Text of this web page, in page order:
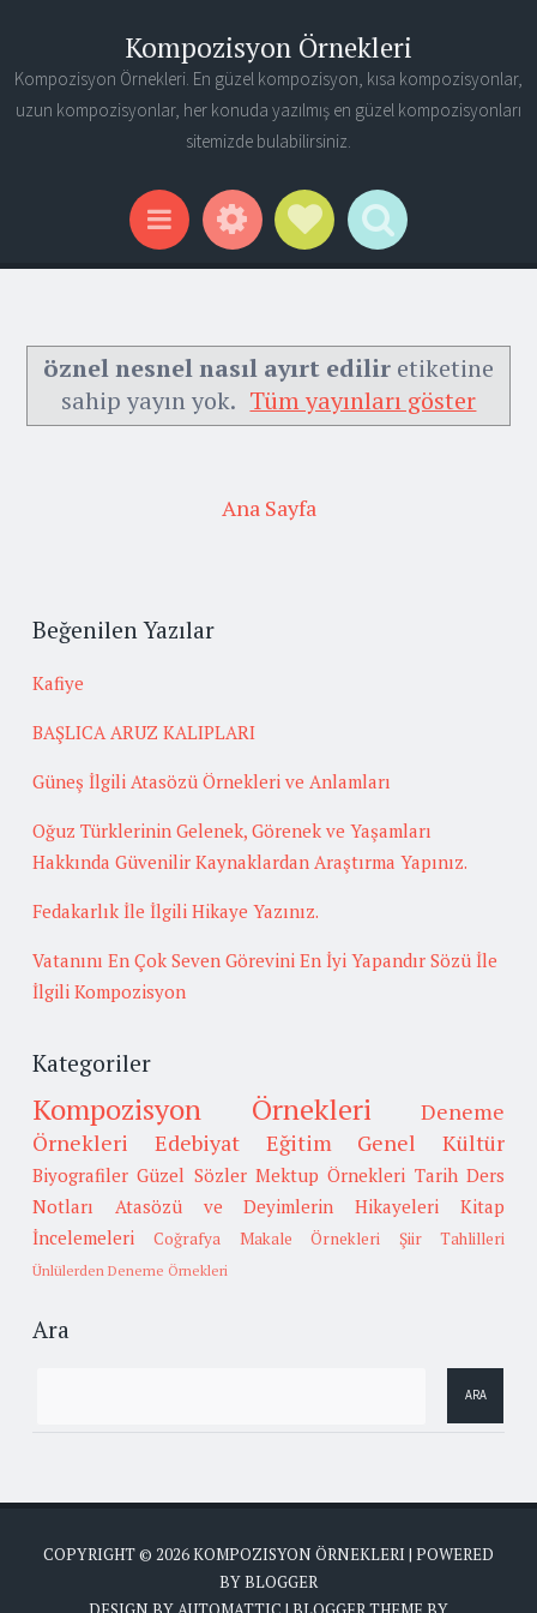
Kompozisyon Örnekleri
Kompozisyon Örnekleri. En güzel kompozisyon, kısa kompozisyonlar,
uzun kompozisyonlar, her konuda yazılmış en güzel kompozisyonları
sitemizde bulabilirsiniz.
Menu WidgetsSocial Links
Search
öznel nesnel nasıl ayırt edilir etiketine
sahip yayın yok. Tüm yayınları göster
Ana Sayfa
Beğenilen Yazılar
Kafiye
BAŞLICA ARUZ KALIPLARI
Güneş İlgili Atasözü Örnekleri ve Anlamları
Oğuz Türklerinin Gelenek, Görenek ve Yaşamları
Hakkında Güvenilir Kaynaklardan Araştırma Yapınız.
Fedakarlık İle İlgili Hikaye Yazınız.
Vatanını En Çok Seven Görevini En İyi Yapandır Sözü İle
İlgili Kompozisyon
Kategoriler
Kompozisyon Örnekleri
Deneme
Örnekleri
Edebiyat Eğitim Genel Kültür
Biyografiler Güzel Sözler Mektup Örnekleri Tarih Ders
Notları
Atasözü ve Deyimlerin Hikayeleri
Kitap
İncelemeleri
Coğrafya Makale Örnekleri Şiir Tahlilleri
Ünlülerden Deneme Örnekleri
Ara
COPYRIGHT © 2026KOMPOZISYON ÖRNEKLERI | POWERED
BYBLOGGER